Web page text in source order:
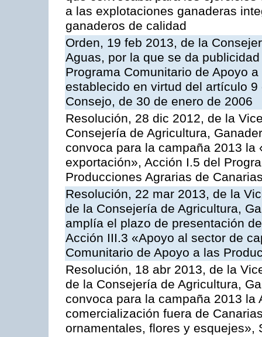
a las explotaciones ganaderas
ganaderos de calidad
Orden, 19 feb 2013, de la
Aguas, por la que se da
Programa Comunitario de Apoyo
establecido en virtud del artículo
Consejo, de 30 de enero de 2006
Resolución, 28 dic 2012, de la
Consejería de Agricultura,
convoca para la campaña 2013
exportación», Acción I.5 del
Producciones Agrarias de
Resolución, 22 mar 2013, de la
de la Consejería de Agricultura,
amplía el plazo de presentación
Acción III.3 «Apoyo al sector de
Comunitario de Apoyo a las
Resolución, 18 abr 2013, de la
de la Consejería de Agricultura,
convoca para la campaña 2013 la
comercialización fuera de
ornamentales, flores y esquejes»,